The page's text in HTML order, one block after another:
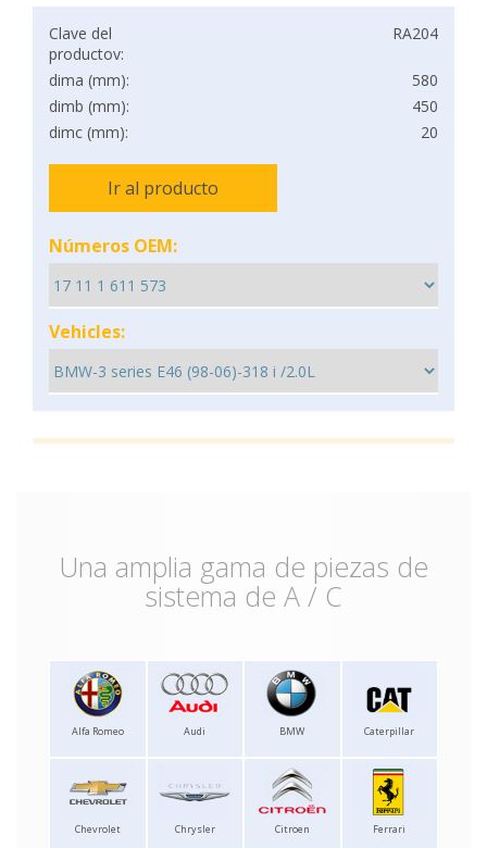
Clave del
productov:
RA204
dima (mm):
580
dimb (mm):
450
dimc (mm):
20
Ir al producto
Números OEM:
Vehicles:
Una amplia gama de piezas de
sistema de A / C
Alfa Romeo Audi BMW Caterpillar
Chevrolet Chrysler Citroen Ferrari